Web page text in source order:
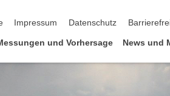
Impressum Datenschutz
und Vorhersage News und